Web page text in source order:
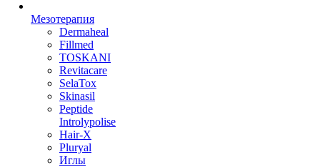
Мезотерапия
Dermaheal
Fillmed
TOSKANI
Revitacare
SelaTox
Skinasil
Peptide
Introlypolise
Hair-X
Pluryal
Иглы